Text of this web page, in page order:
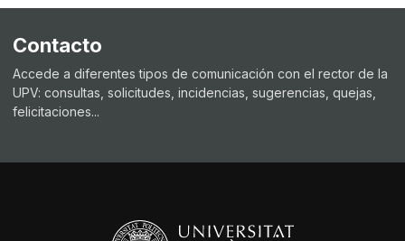
Contacto
Accede a diferentes tipos de comunicación con el rector de la
UPV: consultas, solicitudes, incidencias, sugerencias, quejas,
felicitaciones...